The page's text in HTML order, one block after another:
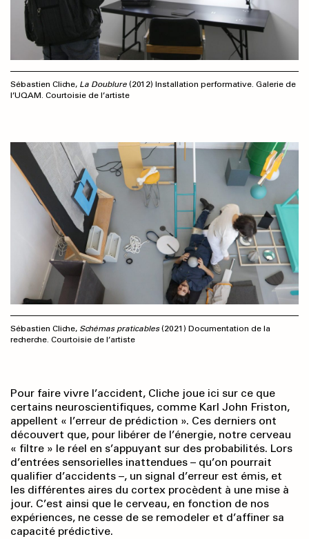
Sébastien Cliche, La Doublure (2012) Installation performative. Galerie de
l’UQAM. Courtoisie de l’artiste
Sébastien Cliche, Schémas praticables(2021) Documentation de la
recherche. Courtoisie de l’artiste
Pour faire vivre l’accident, Cliche joue ici sur ce que
certains neuroscientifiques, comme Karl John Friston,
appellent « l’erreur de prédiction ». Ces derniers ont
découvert que, pour libérer de l’énergie, notre cerveau
« filtre » le réel en s’appuyant sur des probabilités. Lors
d’entrées sensorielles inattendues – qu’on pourrait
qualifier d’accidents –, un signal d’erreur est émis, et
les différentes aires du cortex procèdent à une mise à
jour. C’est ainsi que le cerveau, en fonction de nos
expériences, ne cesse de se remodeler et d’affiner sa
capacité prédictive.